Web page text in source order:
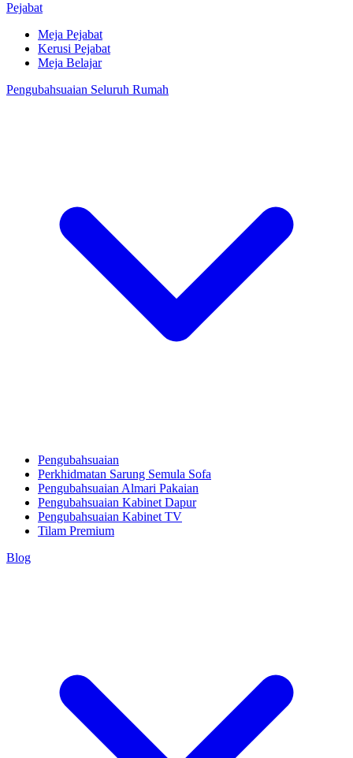
Pejabat
Meja Pejabat
Kerusi Pejabat
Meja Belajar
Pengubahsuaian Seluruh Rumah
Pengubahsuaian
Perkhidmatan Sarung Semula Sofa
Pengubahsuaian Almari Pakaian
Pengubahsuaian Kabinet Dapur
Pengubahsuaian Kabinet TV
Tilam Premium
Blog